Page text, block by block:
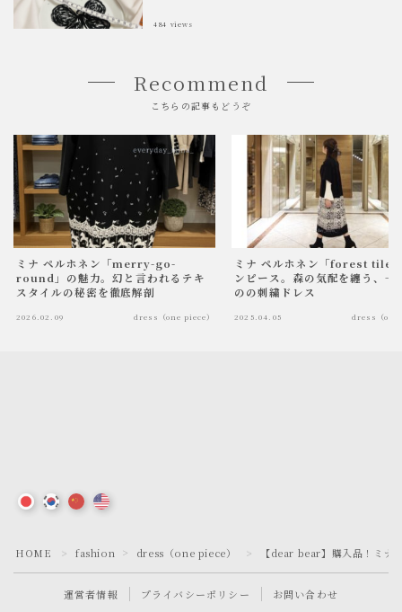
484 views
Recommend
こちらの記事もどうぞ
ミナ ペルホネン「merry-go-
round」の魅力。幻と言われるテキ
スタイルの秘密を徹底解剖
2026.02.09 dress（one piece）
ミナ ペルホネン「forest tile
ンピース。森の気配を纏う、一
のの刺繍ドレス
2025.04.05 dress（one
HOME ＞ fashion ＞ dress（one piece） ＞ 【dear bear】購入品！ミ
運営者情報 プライバシーポリシー お問い合わせ